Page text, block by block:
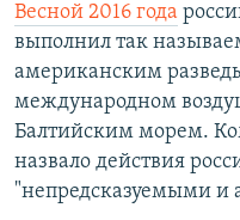
Весной 2016 года
выполнил так
американским
международном
Балтийским морем.
назвало действия
"непредсказуемыми и